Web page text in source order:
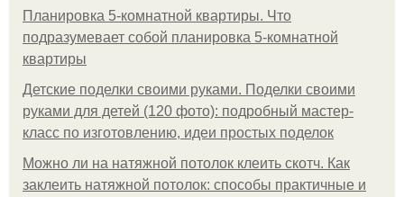
Планировка 5-комнатной квартиры. Что
подразумевает собой планировка 5-комнатной
квартиры
Детские поделки своими руками. Поделки своими
руками для детей (120 фото): подробный мастер-
класс по изготовлению, идеи простых поделок
Можно ли на натяжной потолок клеить скотч. Как
заклеить натяжной потолок: способы практичные и